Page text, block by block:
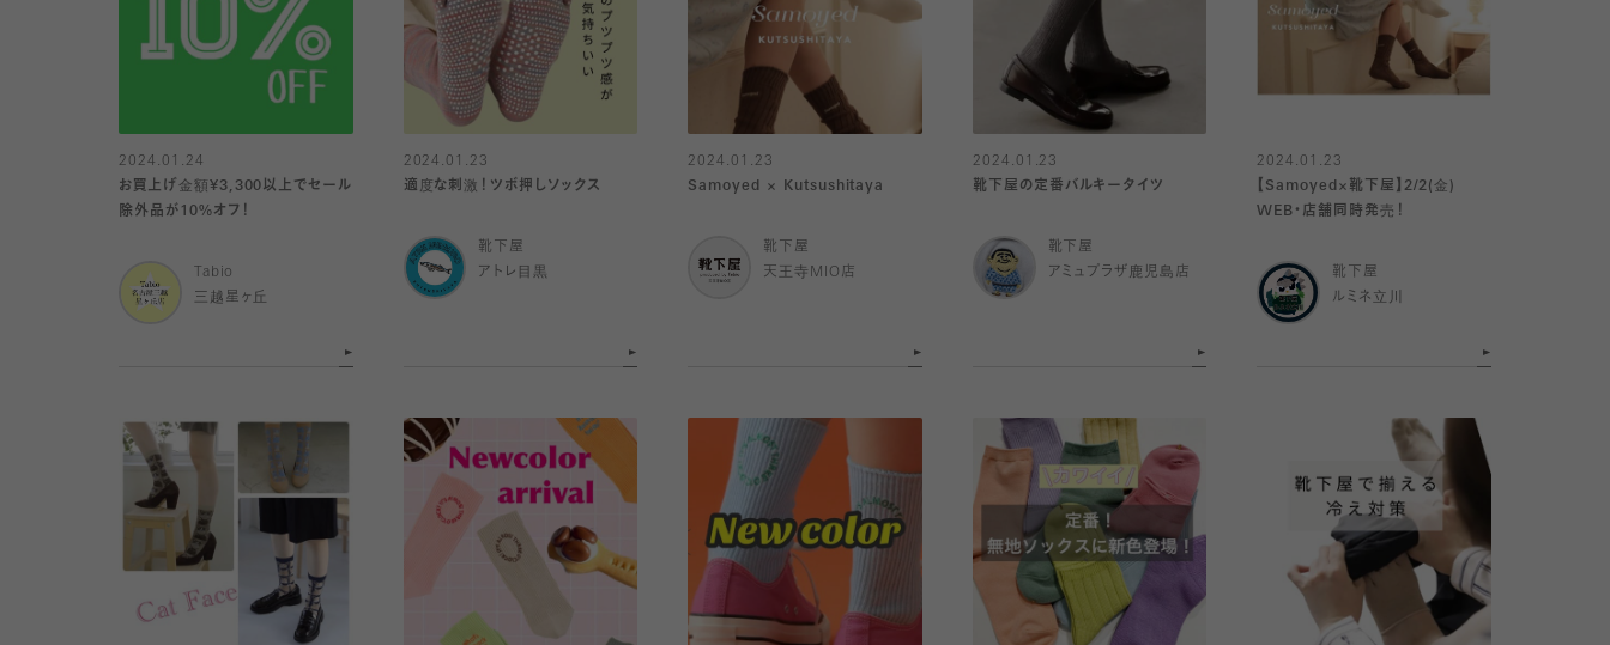
2024.01.24
お買上げ金額¥3,300以上でセール
除外品が10%オフ！
Tabio
三越星ヶ丘
2024.01.23
適度な刺激！ツボ押しソックス
靴下屋
アトレ目黒
2024.01.23
Samoyed × Kutsushitaya
靴下屋
天王寺MIO店
2024.01.23
靴下屋の定番バルキータイツ
靴下屋
アミュプラザ鹿児島店
2024.01.23
【Samoyed×靴下屋】2/2(金)
WEB・店舗同時発売！
靴下屋
ルミネ立川